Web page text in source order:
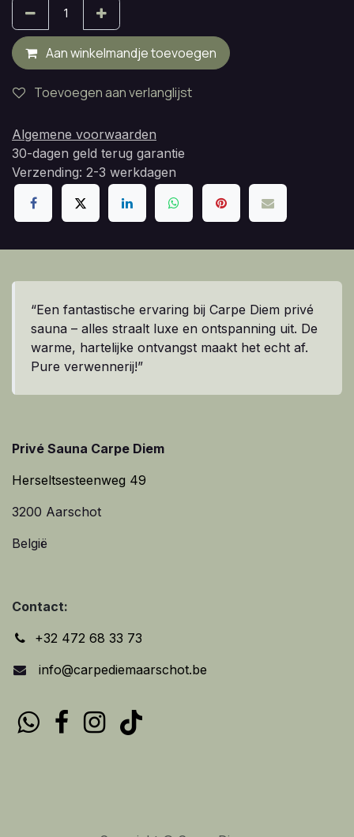
Aan winkelmandje toevoegen
Toevoegen aan verlanglijst
Algemene voorwaarden
30-dagen geld terug garantie
Verzending: 2-3 werkdagen
“Een fantastische ervaring bij Carpe Diem privé
sauna – alles straalt luxe en ontspanning uit. De
warme, hartelijke ontvangst maakt het echt af.
Pure verwennerij!”
Privé Sauna Carpe Diem
Herseltsesteenweg 49
3200 Aarschot
België
Contact:
+32 472 68 33 73
info@carpediemaarschot.be